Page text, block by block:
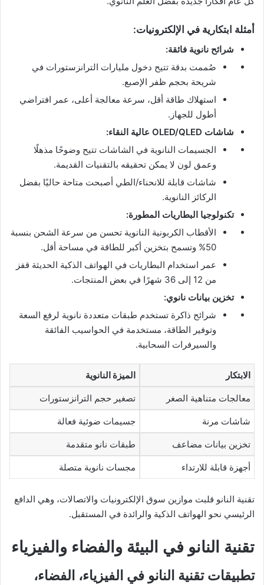
أمثلة ابتكارية في الإلكترونيات:
شرائح نانوية فائقة:
صُممت بدقة تتيح دخول مليارات الترانزستورات في
شريحة بحجم ظفر الإصبع.
استهلاك طاقة أقل، سرعة معالجة أعلى، عمر افتراضي
أطول للجهاز.
شاشات OLED/QLED عالية النقاء:
الجسيمات النانوية في الشاشات تتيح وضوحًا مذهلًا
وعمق لون لا يمكن تحقيقه بالتقنيات القديمة.
شاشات قابلة للانحناء/الطي أصبحت متاحة حاليًا بفضل
الركائز النانوية.
تكنولوجيا البطاريات المطورة:
الأقطاب الكربونية النانوية تحسن من سرعة الشحن بنسبة
50% وتسمح بتخزين أكبر للطاقة في مساحة أقل.
عمر استخدام البطاريات في الهواتف الذكية الحديثة قفز
من 12 إلى 36 شهرًا في بعض المنتجات.
تخزين بيانات نانوي:
شرائح ذاكرة تستخدم طبقات متعددة نانوية لرفع السعة
وتوفير الطاقة، مستخدمة في الحواسيب الفائقة
والسيرفرات السحابية.
الابتكار الميزة النانوية
معالجات متناهية الصغر تصغير حجم الترانزستورات
شاشات مرنة جسيمات ضوئية فعالة
تخزين بيانات مضاعف طبقات نانو متقدمة
أجهزة قابلة للارتداء مجسات نانوية متصلة
تقنية النانو قلبت موازين سوق الإلكترونيات والاتصالات، وهي الدافع
الرئيسي نحو الهواتف الذكية والرائدة في المستقبل.
تقنية النانو في البيئة والفضاء والفيزياء
تطبيقات تقنية النانو في الفيزياء، الفضاء،